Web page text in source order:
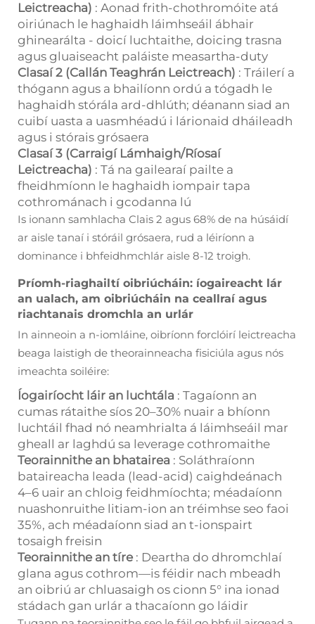
Leictreacha) : Aonad frith-chothromóite atá
oiriúnach le haghaidh láimhseáil ábhair
ghinearálta - doicí luchtaithe, doicing trasna
agus gluaiseacht paláiste measartha-duty
Clasaí 2 (Callán Teaghrán Leictreach) : Tráilerí a
thógann agus a bhailíonn ordú a tógadh le
haghaidh stórála ard-dhlúth; déanann siad an
cuibí uasta a uasmhéadú i lárionaid dháileadh
agus i stórais grósaera
Clasaí 3 (Carraigí Lámhaigh/Ríosaí
Leictreacha) : Tá na gailearaí pailte a
fheidhmíonn le haghaidh iompair tapa
cothrománach i gcodanna lú
Is ionann samhlacha Clais 2 agus 68% de na húsáidí
ar aisle tanaí i stóráil grósaera, rud a léiríonn a
dominance i bhfeidhmchlár aisle 8-12 troigh.
Príomh-riaghailtí oibriúcháin: íogaireacht lár
an ualach, am oibriúcháin na ceallraí agus
riachtanais dromchla an urlár
In ainneoin a n-iomláine, oibríonn forclóirí leictreacha
beaga laistigh de theorainneacha fisiciúla agus nós
imeachta soiléire:
Íogairíocht láir an luchtála : Tagaíonn an
cumas rátaithe síos 20–30% nuair a bhíonn
luchtáil fhad nó neamhrialta á láimhseáil mar
gheall ar laghdú sa leverage cothromaithe
Teorainnithe an bhatairea : Soláthraíonn
bataireacha leada (lead-acid) caighdeánach
4–6 uair an chloig feidhmíochta; méadaíonn
nuashonruithe litiam-ion an tréimhse seo faoi
35%, ach méadaíonn siad an t-ionspairt
tosaigh freisin
Teorainnithe an tíre : Deartha do dhromchlaí
glana agus cothrom—is féidir nach mbeadh
an oibriú ar chluasaigh os cionn 5° ina ionad
stádach gan urlár a thacaíonn go láidir